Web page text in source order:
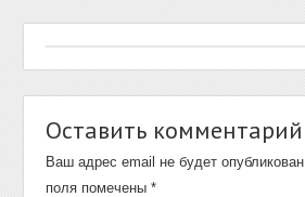
Оставить комментарий
Ваш адрес email не будет опубликован.
поля помечены*